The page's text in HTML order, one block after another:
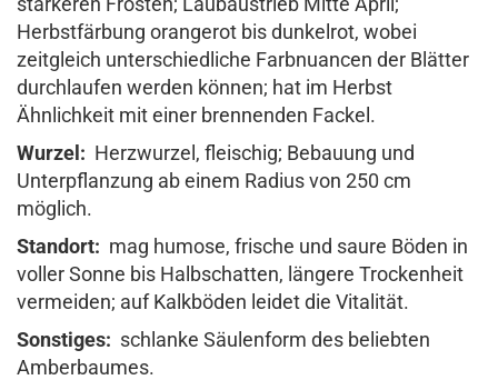
Herbstfärbung orangerot bis dunkelrot, wobei
zeitgleich unterschiedliche Farbnuancen der Blätter
durchlaufen werden können; hat im Herbst
Ähnlichkeit mit einer brennenden Fackel.
Wurzel: Herzwurzel, fleischig; Bebauung und
Unterpflanzung ab einem Radius von 250 cm
möglich.
Standort: mag humose, frische und saure Böden in
voller Sonne bis Halbschatten, längere Trockenheit
vermeiden; auf Kalkböden leidet die Vitalität.
Sonstiges: schlanke Säulenform des beliebten
Amberbaumes.